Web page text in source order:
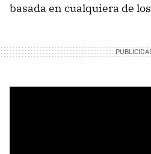
basada en cualquiera de